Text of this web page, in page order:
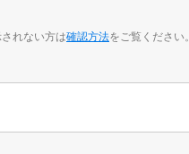
れない方は確認方法をご覧ください。